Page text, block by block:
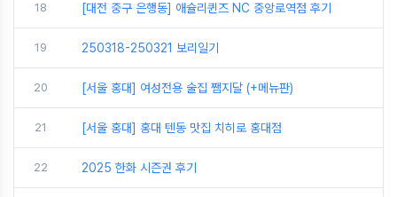
18 [대전 중구 은행동] 애슐리퀸즈 NC 중앙로역점 후기
19 250318-250321 보리일기
20 [서울 홍대] 여성전용 술집 쨈지달 (+메뉴판)
21 [서울 홍대] 홍대 텐동 맛집 치히로 홍대점
22 2025 한화 시즌권 후기